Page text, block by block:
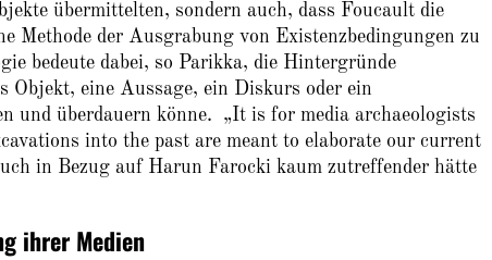
übermittelten, sondern auch, dass Foucault die
Methode der Ausgrabung von Existenzbedingungen zu
bedeute dabei, so Parikka, die Hintergründe
Objekt, eine Aussage, ein Diskurs oder ein
und überdauern könne. „It is for media archaeologists
into the past are meant to elaborate our current
in Bezug auf Harun Farocki kaum zutreffender hätte
ihrer Medien